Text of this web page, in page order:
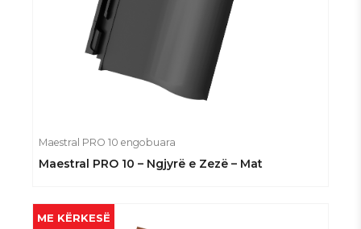
Maestral PRO 10 engobuara
Maestral PRO 10 – Ngjyrë e Zezë – Mat
ME KËRKESË